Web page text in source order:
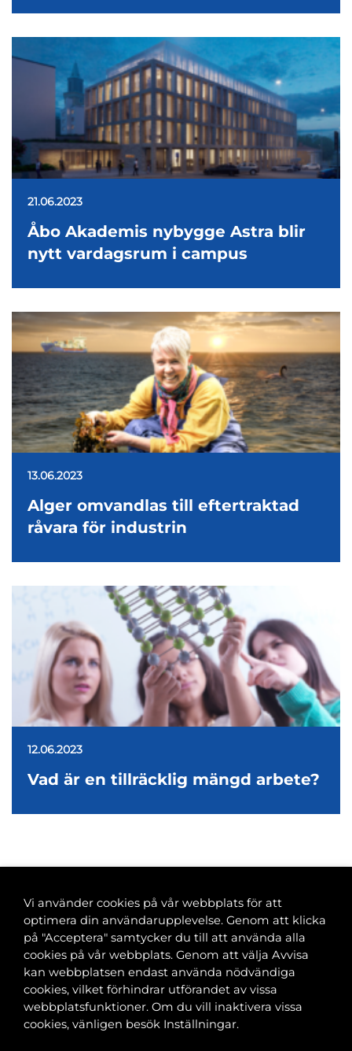
21.06.2023
Åbo Akademis nybygge Astra blir
nytt vardagsrum i campus
13.06.2023
Alger omvandlas till eftertraktad
råvara för industrin
12.06.2023
Vad är en tillräcklig mängd arbete?
Banvaktsgatan 2A, 00520 Helsingfors
040 585 2586
kansli@tfif.fi
Vi använder cookies på vår webbplats för att
optimera din användarupplevelse. Genom att klicka
på "Acceptera" samtycker du till att använda alla
cookies på vår webbplats. Genom att välja Avvisa
kan webbplatsen endast använda nödvändiga
cookies, vilket förhindrar utförandet av vissa
webbplatsfunktioner. Om du vill inaktivera vissa
cookies, vänligen besök Inställningar.